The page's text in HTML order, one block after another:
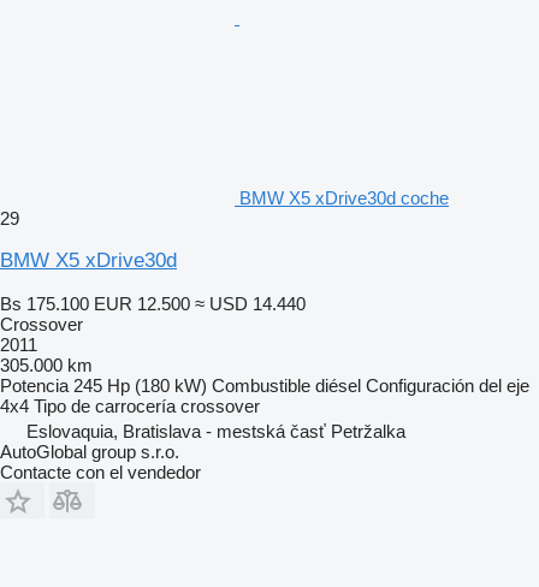
BMW X5 xDrive30d coche
29
BMW X5 xDrive30d
Bs 175.100 EUR 12.500 ≈ USD 14.440
Crossover
2011
305.000 km
Potencia 245 Hp (180 kW) Combustible diésel Configuración del eje
4x4 Tipo de carrocería crossover
Eslovaquia, Bratislava - mestská časť Petržalka
AutoGlobal group s.r.o.
Contacte con el vendedor